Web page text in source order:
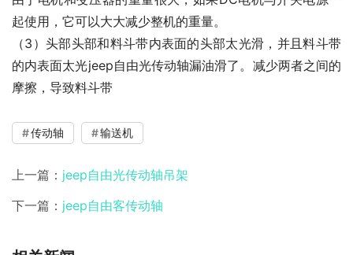
起使用，它可以大大减少整机的重量。
（3）头部头部和料斗带内表面的头部太光滑，并且料斗带
的内表面太光jeep自由光传动轴漏油滑了。减少两者之间的
摩擦，导致料斗带
传动轴 输送机
上一篇： jeep自由光传动轴吊架
下一篇： jeep自由客传动轴